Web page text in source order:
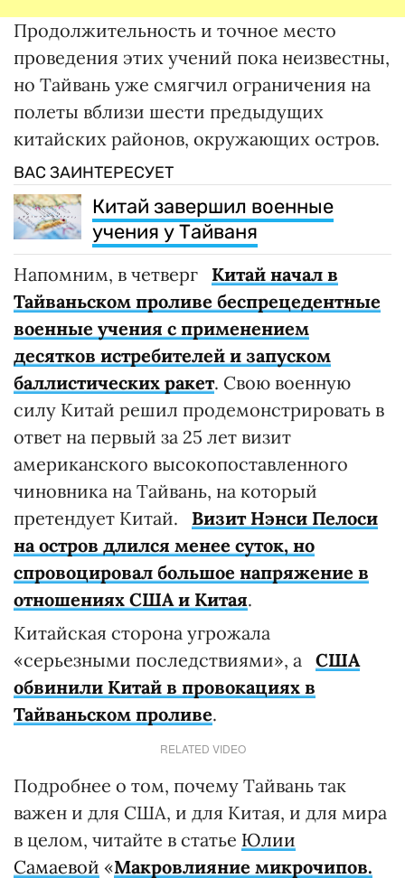
Продолжительность и точное место
проведения этих учений пока неизвестны,
но Тайвань уже смягчил ограничения на
полеты вблизи шести предыдущих
китайских районов, окружающих остров.
ВАС ЗАИНТЕРЕСУЕТ
Китай завершил военные
учения у Тайваня
Напомним, в четверг Китай начал в
Тайваньском проливе беспрецедентные
военные учения с применением
десятков истребителей и запуском
баллистических ракет. Свою военную
силу Китай решил продемонстрировать в
ответ на первый за 25 лет визит
американского высокопоставленного
чиновника на Тайвань, на который
претендует Китай. Визит Нэнси Пелоси
на остров длился менее суток, но
спровоцировал большое напряжение в
отношениях США и Китая.
Китайская сторона угрожала
«серьезными последствиями», а США
обвинили Китай в провокациях в
Тайваньском проливе.
RELATED VIDEO
Подробнее о том, почему Тайвань так
важен и для США, и для Китая, и для мира
в целом, читайте в статье Юлии
Самаевой «Макровлияние микрочипов.